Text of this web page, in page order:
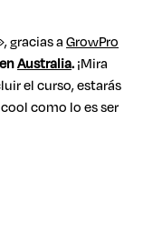
gracias aGrowPro
Australia.¡Mira
el curso, estarás
como lo es ser